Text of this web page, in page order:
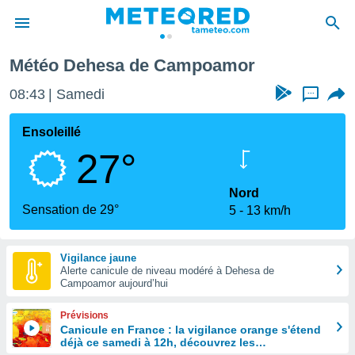
de
Météo Dehesa de Campoamor
08:43 Samedi ...
Ensoleillé
27°
Sensation de 29°
Nord
5
13 km/h
Vigilance jaune
Alerte canicule de niveau modéré à Dehesa de
Campoamor aujourd’hui
Prévisions
Canicule en France : la vigilance orange s'étend
déjà ce samedi à 12h, découvrez les